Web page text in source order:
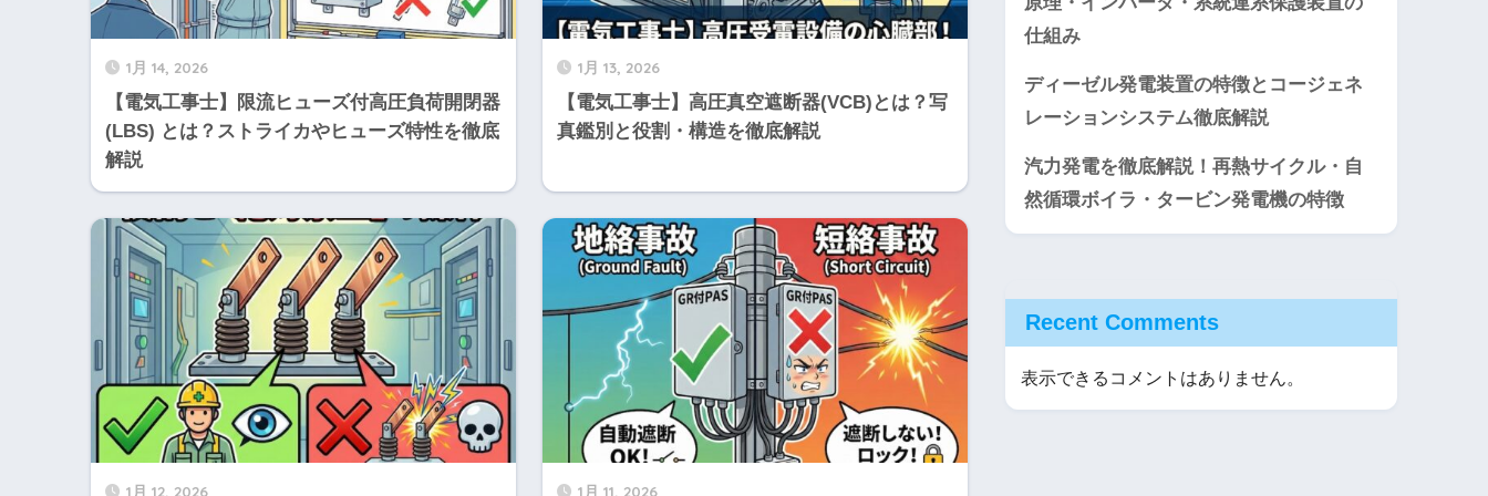
1月 14, 2026
【電気工事士】限流ヒューズ付高圧負荷開閉器
(LBS) とは？ストライカやヒューズ特性を徹底
解説
1月 13, 2026
【電気工事士】高圧真空遮断器(VCB)とは？写
真鑑別と役割・構造を徹底解説
1月 12, 2026 1月 11, 2026
仕組み
ディーゼル発電装置の特徴とコージェネ
レーションシステム徹底解説
汽力発電を徹底解説！再熱サイクル・自
然循環ボイラ・タービン発電機の特徴
Recent Comments
表示できるコメントはありません。